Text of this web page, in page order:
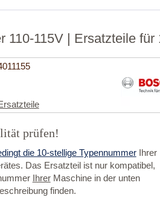
110-115V | Ersatzteile für
prüfen!
die 10-stellige TypennummerIhrer
Das Ersatzteil ist nur kompatibel,
IhrerMaschine in der unten
finden.